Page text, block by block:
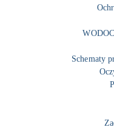
Schematy